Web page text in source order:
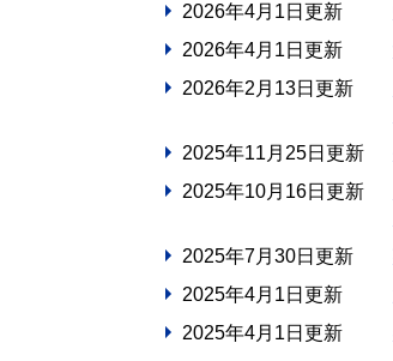
2026年4月1日更新
2026年4月1日更新
2026年2月13日更新
2025年11月25日更新
2025年10月16日更新
2025年7月30日更新
2025年4月1日更新
2025年4月1日更新